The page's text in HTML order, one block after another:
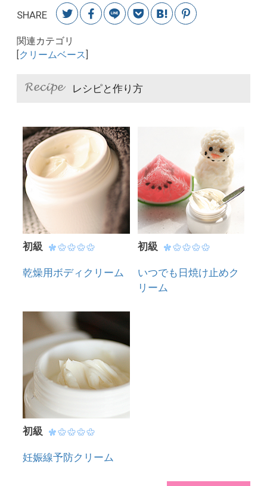
SHARE
関連カテゴリ
クリームベース
レシピと作り方
初級
乾燥用ボディクリーム
初級
いつでも日焼け止めク
リーム
初級
妊娠線予防クリーム